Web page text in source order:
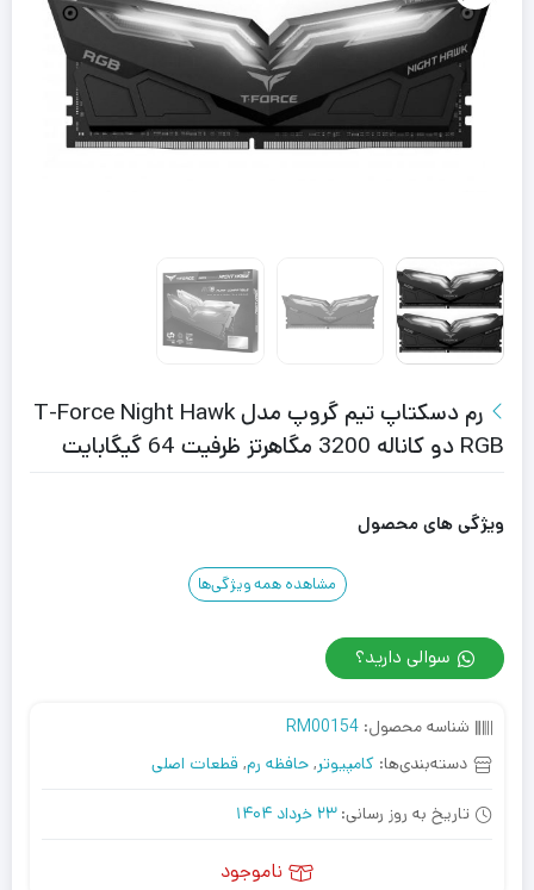
رم دسکتاپ تیم گروپ مدل T-Force Night Hawk
RGB دو کاناله 3200 مگاهرتز ظرفیت 64 گیگابایت
ویژگی های محصول
مشاهده همه ویژگی‌ها
سوالی دارید؟
شناسه محصول: RM00154
دسته‌بندی‌ها: کامپیوتر, حافظه رم, قطعات اصلی
تاریخ به روز رسانی:23 خرداد 1404
ناموجود